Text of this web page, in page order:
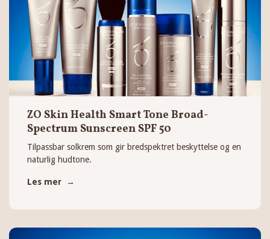
ZO Skin Health Smart Tone Broad-
Spectrum Sunscreen SPF 50
Tilpassbar solkrem som gir bredspektret beskyttelse og en
naturlig hudtone.
Les mer →